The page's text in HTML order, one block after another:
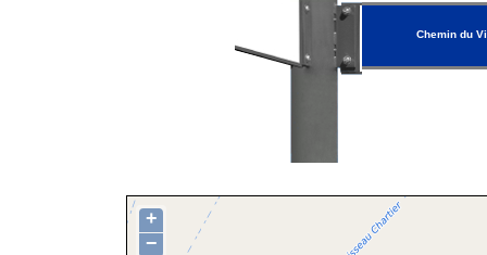
Chemin du
+
−